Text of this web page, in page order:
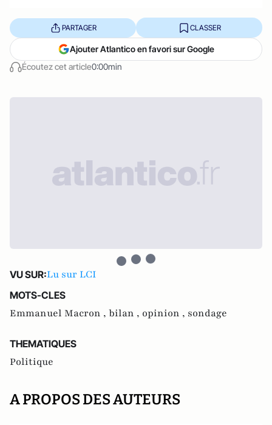
Écoutez cet article0:00min
PARTAGER CLASSER
Ajouter Atlantico en favori sur Google
VU SUR:Lu sur LCI
MOTS-CLES
Emmanuel Macron , bilan , opinion , sondage
THEMATIQUES
Politique
A PROPOS DES AUTEURS